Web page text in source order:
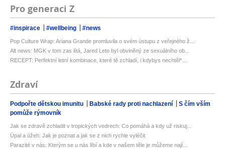
Pro generaci Z
#inspirace #wellbeing #news
Pop Culture Wrap: Ariana Grande promluvila o svém ústupu z veřejného ž...
Alt news: MGK v tom zas lítá, Jared Leto byl obviněný ze sexuálního ob...
RECEPT: Perfektní letní kombinace, které tě zchladí, i kdybys nechtěl*...
Zdraví
Podpořte dětskou imunitu Babské rady proti nachlazení
S čím vším
pomůže rýmovník
Jak se zdravě zchladit v tropických vedrech: Co pomáhá a kdy už riskuj...
Úpal a úžeh: Jak je poznat a jak se z nich rychle vyléčit
Parazité v nás: Kterým se u nás líbí a kde v našem těle je můžeme nají...